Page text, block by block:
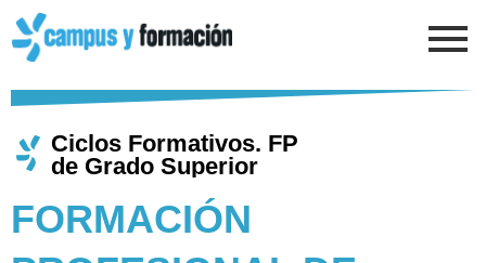
contenido
Ciclos Formativos. FP
de Grado Superior
FORMACIÓN